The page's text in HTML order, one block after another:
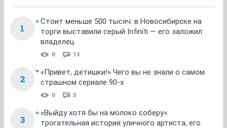
1
Стоит меньше 500 тысяч: в Новосибирске на
торги выставили серый Infiniti — его заложил
владелец
0 13
2
«Привет, детишки!» Чего вы не знали о самом
страшном сериале 90-х
0 3
3
«Выйду хотя бы на молоко соберу»:
трогательная история уличного артиста, его